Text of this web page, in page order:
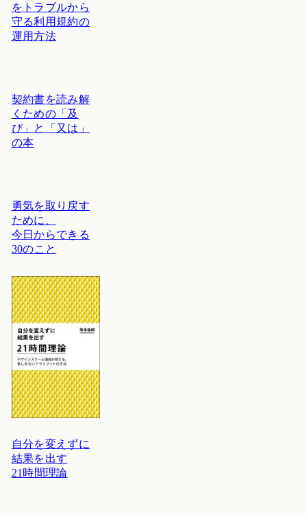
をトラブルから
守る利用規約の
運用方法
契約書を読み解
くための「及
び」と「又は」
の本
勇気を取り戻す
ために、
今日からできる
30のこと
自分を変えずに
結果を出す
21時間理論